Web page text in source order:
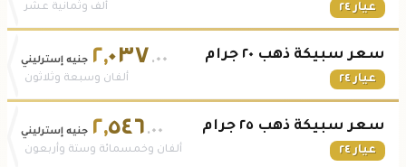
عيار ٢٤ ألف وثمانية عشر
سعر سبيكة ذهب ٢٠ جرام
عيار ٢٤
٢,٠٣٧ .٠٠ جنيه إسترليني
ألفان وسبعة وثلاثون
سعر سبيكة ذهب ٢٥ جرام
عيار ٢٤
٢,٥٤٦ .٠٠ جنيه إسترليني
ألفان وخمسمائة وستة وأربعون